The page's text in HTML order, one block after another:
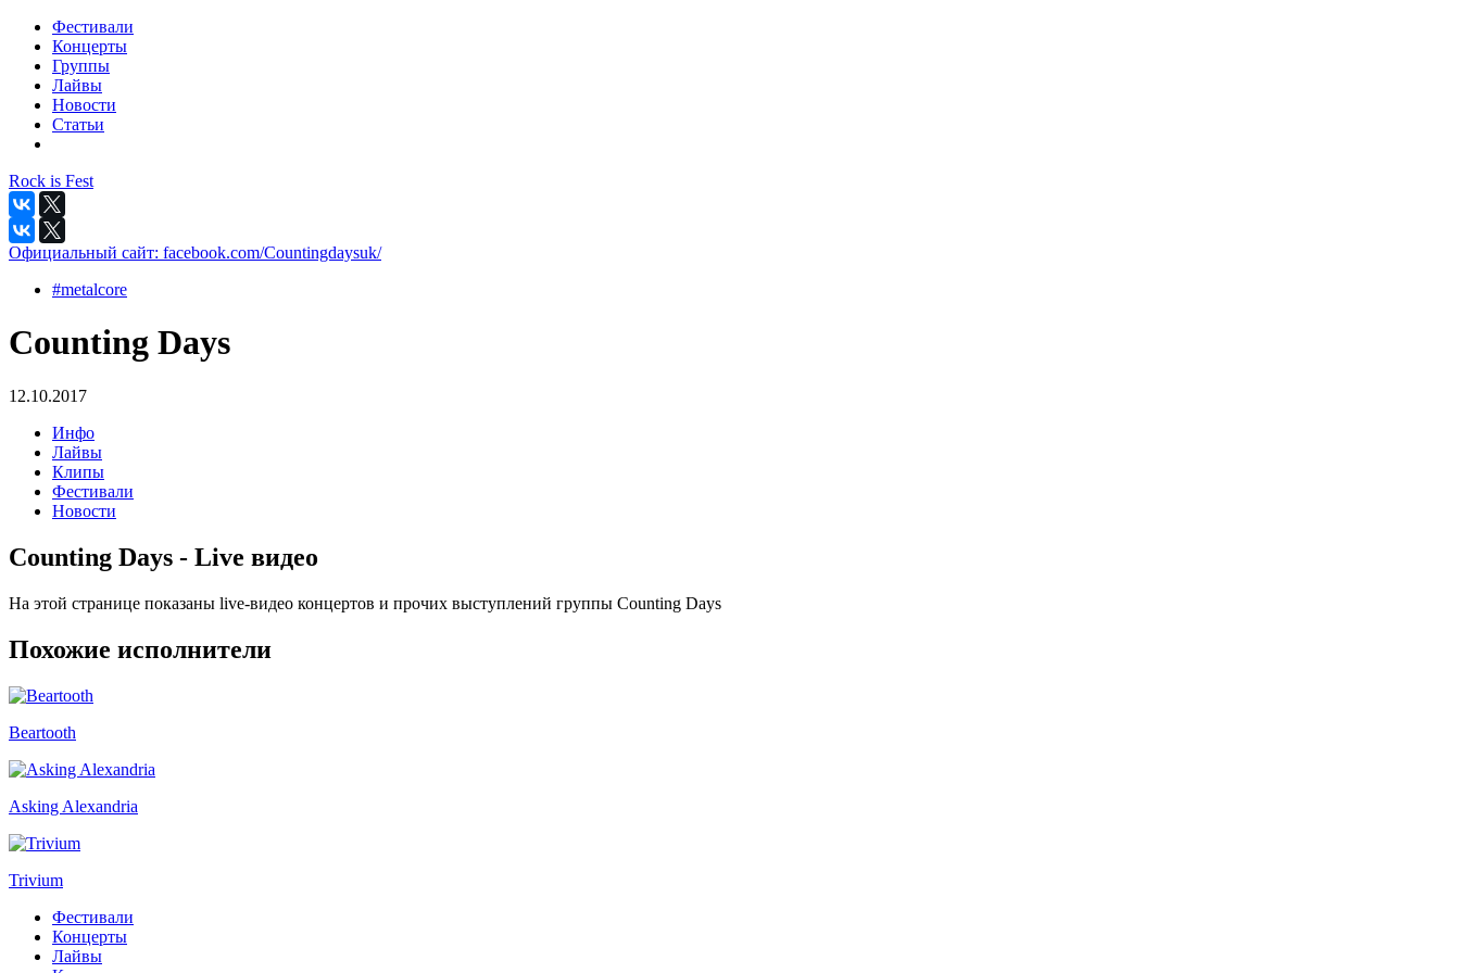
Фестивали
Концерты
Группы
Лайвы
Новости
Статьи
Rock is Fest
Официальный сайт: facebook.com/Countingdaysuk/
#metalcore
Counting Days
12.10.2017
Инфо
Лайвы
Клипы
Фестивали
Новости
Counting Days - Live видео
На этой странице показаны live-видео концертов и прочих выступлений группы Counting Days
Похожие исполнители
Beartooth
Asking Alexandria
Trivium
Фестивали
Концерты
Лайвы